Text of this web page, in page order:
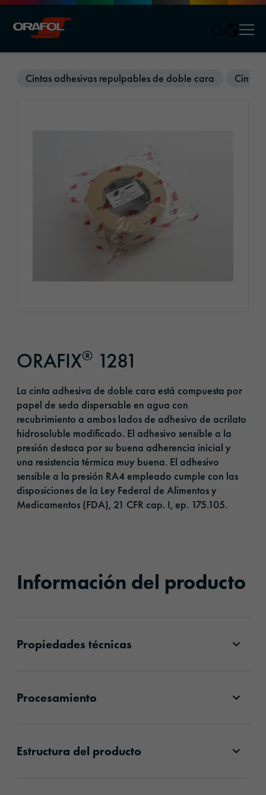
Cintas adhesivas repulpables de doble cara Cintas
ORAFIX® 1281
La cinta adhesiva de doble cara está compuesta por
papel de seda dispersable en agua con
recubrimiento a ambos lados de adhesivo de acrilato
hidrosoluble modificado. El adhesivo sensible a la
presión destaca por su buena adherencia inicial y
una resistencia térmica muy buena. El adhesivo
sensible a la presión RA4 empleado cumple con las
disposiciones de la Ley Federal de Alimentos y
Medicamentos (FDA), 21 CFR cap. I, ep. 175.105.
Información del producto
Propiedades técnicas
Procesamiento
Estructura del producto